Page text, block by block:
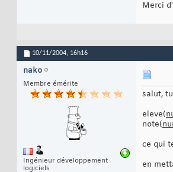
Merci
10/11/2004, 16h16
nako
Membre émérite
Ingénieur développement
logiciels
salut,
eleve(
note(
ce qui
en